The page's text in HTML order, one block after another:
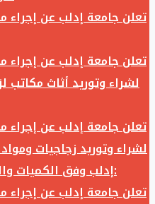
تعلن جامعة إدلب عن إجراء
تعلن جامعة إدلب عن إجراء
لشراء وتوريد أثاث مكاتب
تعلن جامعة إدلب عن إجراء
لشراء وتوريد زجاجيات
إدلب وفق الكميات والمواصفات المحددة أدناه:
تعلن جامعة إدلب عن إجراء